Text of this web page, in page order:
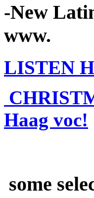
-New
www.
LISTEN
Haag voc!
some